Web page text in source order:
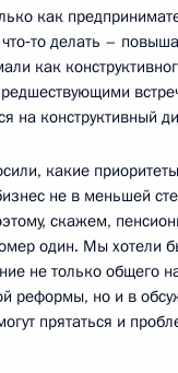
как
делать –
как
на конструктивный
какие
не в меньшей
скажем,
один. Мы хотели
не только общего
реформы, но и в
прятаться и